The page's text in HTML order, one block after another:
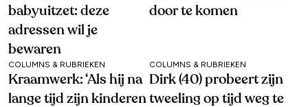
babyuitzet: deze
adressen wil je
bewaren
door te komen
COLUMNS & RUBRIEKEN
Kraamwerk: ‘Als hij na
lange tijd zijn kinderen
COLUMNS & RUBRIEKEN
Dirk (40) probeert zijn
tweeling op tijd weg te